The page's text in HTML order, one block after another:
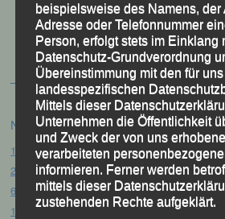
50 Jahre LG Passau
Festzschrift
Neueste Beiträge
15. Pörndorfer Sommernachtslauf – Pörndorf,
20. Goldener Steig-Lauf – Stozec/Tusset,
61. Bergsportfest – Ortenburg, 26.07.2026
12. Loser Berglauf – Altaussee/Österreich,
beispielsweise des Namens, der
Adresse oder Telefonnummer
Person, erfolgt stets im Einklang
Datenschutz-Grundverordnung
Übereinstimmung mit den für
landesspezifischen
Mittels dieser
Unternehmen die Öffentlichkeit
und Zweck der von uns
verarbeiteten
informieren. Ferner werden
mittels dieser
zustehenden Rechte aufgeklärt.